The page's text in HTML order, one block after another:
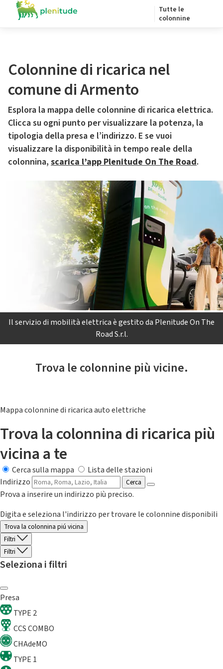
Tutte le
colonnine
Colonnine di ricarica nel
comune di Armento
Esplora la mappa delle colonnine di ricarica elettrica.
Clicca su ogni punto per visualizzare la potenza, la
tipologia della presa e l’indirizzo. E se vuoi
visualizzare la disponibilità in tempo reale della
colonnina, scarica l’app Plenitude On The Road.
Il servizio di mobilità elettrica è gestito da Plenitude On The
Road S.r.l.
Trova le colonnine più vicine.
Mappa colonnine di ricarica auto elettriche
Trova la colonnina di ricarica più
vicina a te
Cerca sulla mappa
Lista delle stazioni
Indirizzo
Cerca
Prova a inserire un indirizzo più preciso.
Digita e seleziona l'indirizzo per trovare le colonnine disponibili
Trova la colonnina piú vicina
Filtri
Filtri
Seleziona i filtri
Presa
TYPE 2
CCS COMBO
CHAdeMO
TYPE 1